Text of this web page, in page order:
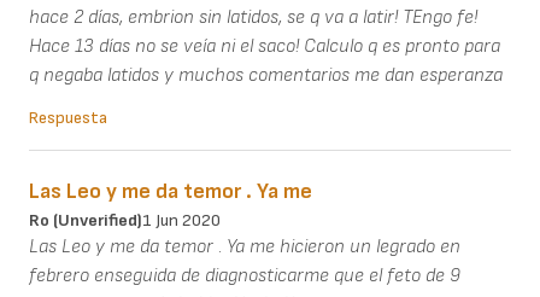
hace 2 días, embrion sin latidos, se q va a latir! TEngo fe!
Hace 13 días no se veía ni el saco! Calculo q es pronto para
q negaba latidos y muchos comentarios me dan esperanza
Respuesta
Las Leo y me da temor . Ya me
Ro (unverified)1 Jun 2020
Las Leo y me da temor . Ya me hicieron un legrado en
febrero enseguida de diagnosticarme que el feto de 9